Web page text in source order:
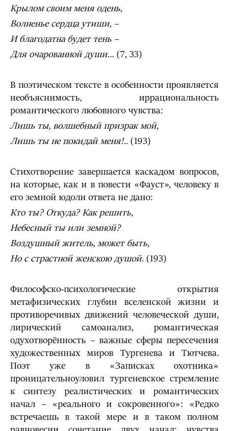
Крылом своим меня одень,
Волненье сердца утиши, –
И благодатна будет тень –
Для очарованной души… (7, 33)
В поэтическом тексте в особенности проявляется
необъяснимость, иррациональность
романтического любовного чувства:
Лишь ты, волшебный призрак мой,
Лишь ты не покидай меня!.. (193)
Стихотворение завершается каскадом вопросов,
на которые, как и в повести «Фауст», человеку в
его земной юдоли ответа не дано:
Кто ты? Откуда? Как решить,
Небесный ты или земной?
Воздушный житель, может быть,
Но с страстной женскою душой. (193)
Философско-психологические открытия
метафизических глубин вселенской жизни и
противоречивых движений человеческой души,
лирический самоанализ, романтическая
одухотворённость – важные сферы пересечения
художественных миров Тургенева и Тютчева.
Поэт уже в «Записках охотника»
проницательноуловил тургеневское стремление
к синтезу реалистических и романтических
начал – «реального и сокровенного»: «Редко
встречаешь в такой мере и в таком полном